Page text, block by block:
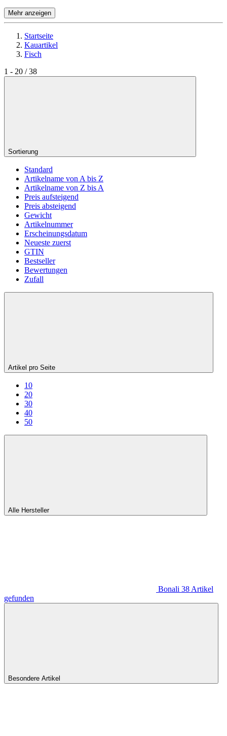
Mehr anzeigen
Startseite
Kauartikel
Fisch
1 - 20 / 38
Sortierung
Standard
Artikelname von A bis Z
Artikelname von Z bis A
Preis aufsteigend
Preis absteigend
Gewicht
Artikelnummer
Erscheinungsdatum
Neueste zuerst
GTIN
Bestseller
Bewertungen
Zufall
Artikel pro Seite
10
20
30
40
50
Alle Hersteller
Bonali 38 Artikel
gefunden
Besondere Artikel